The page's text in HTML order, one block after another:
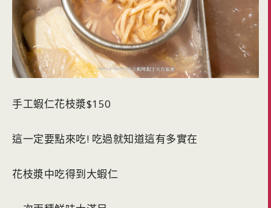
手工蝦仁花枝漿$150
這一定要點來吃! 吃過就知道這有多實在
花枝漿中吃得到大蝦仁